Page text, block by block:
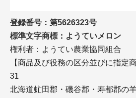
登録番号：第5626323号
標準文字商標：ようていメロン
権利者：ようてい農業協同組合
【商品及び役務の区分並びに指定
31
北海道虻田郡・磯谷郡・寿都郡の